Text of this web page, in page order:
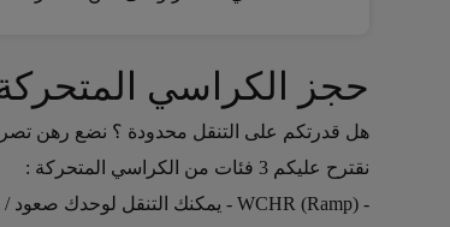
حجز الكراسي
هل قدرتكم على التنقل محدودة ؟ نضع رهن
Open in a new window
نقترح عليكم 3 فئات من الكراسي المتحركة :
Open in a new window
- WCHR (Ramp) - يمكنك التنقل لوحدك صعود / نزول الدرج والتنقل في المقصورة